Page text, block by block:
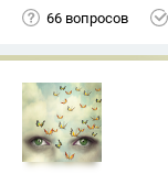
66 вопросов